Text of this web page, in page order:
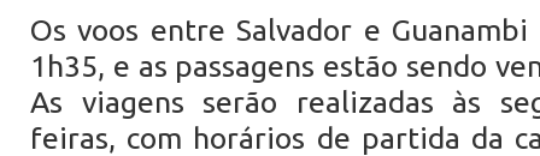
Os voos entre Salvador e
1h35, e as passagens estão sendo
As viagens serão realizadas às
feiras, com horários de partida da